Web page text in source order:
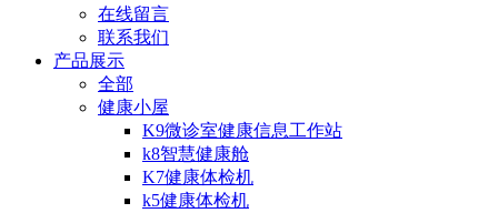
在线留言
联系我们
产品展示
全部
健康小屋
K9微诊室健康信息工作站
k8智慧健康舱
K7健康体检机
k5健康体检机